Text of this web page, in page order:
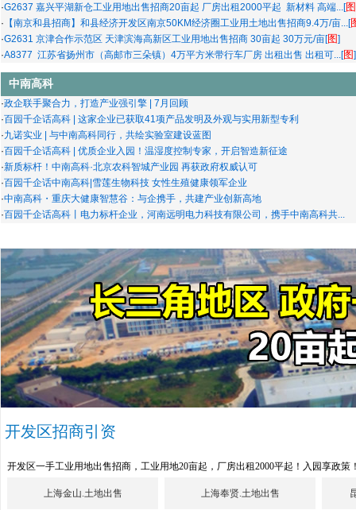
·G2637 嘉兴平湖新仓工业用地出售招商20亩起 厂房出租2000平起 新材料 高端...[图
· 【南京和县招商】和县经济开发区南京50KM经济圈工业用土地出售招商9.4万/亩...[
·G2631 京津合作示范区 天津滨海高新区工业用地出售招商 30亩起 30万元/亩[图]
·A8377 江苏省扬州市（高邮市三朵镇）4万平方米带行车厂房 出租出售 出租可...[图]
中南高科
·政企联手聚合力，打造产业强引擎 | 7月回顾
·百园千企话高科 | 这家企业已获取41项产品发明及外观与实用新型专利
·九诺实业 | 与中南高科同行，共绘实验室建设蓝图
·百园千企话高科 | 优质企业入园！温湿度控制专家，开启智造新征途
·新质标杆！中南高科·北京农科智城产业园 再获政府权威认可
·百园千企话中南高科|雪莲生物科技 女性生殖健康领军企业
·中南高科・重庆大健康智慧谷：与企携手，共建产业创新高地
·百园千企话高科丨电力标杆企业，河南远明电力科技有限公司，携手中南高科共...
开发区招商引资
开发区一手工业用地出售招商，工业用地20亩起，厂房出租2000平起！入园享政策
上海金山.土地出售 上海奉贤.土地出售